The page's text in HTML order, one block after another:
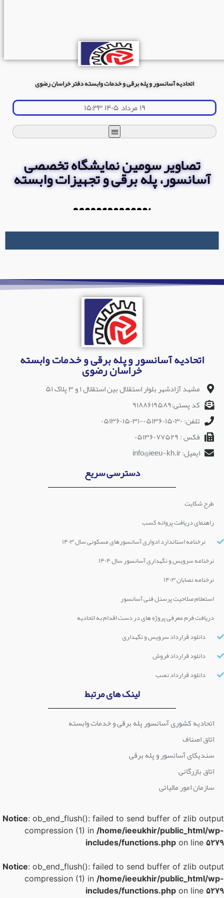
اتحادیه آسانسور و پله برقی و خدمات وابسته دفتر خراسان رضوی
۱۹ مرداد ۱۴۰۵ ۱۵:۳۳
تصاویر سومین نمایشگاه تخصصی
آسانسور، پله برقی و تجهیزات وابسته
اتحادیه آسانسور و پله برقی و خدمات وابسته
خراسان رضوی
مشهد آزادشهر بلوار استقلال بین استقلال ۱ و ۳ پلاک ۵۱
کد پستی:۹۱۸۸۶۱۹۵۸۹
تلفن: ۰۵۱۳۶۰۱۵۰۳۰-۰۵۱۳۶۰۱۵۰۳۱
فکس : ۰۵۱۳۶۰۷۷۵۲۹
ایمیل: info@ieeu-kh.ir
دسترسی سریع
طرح شکایت
راهنمای دریافت پروانه کسب
نرخنامه استاندارد ادواری آسانسورهای مسکونی سال ۱۴۰۳
نرخنامه سرویس و نگهداری آسانسور سال ۱۴۰۴
نرخنامه نصابان ۱۴۰۳
استعلام صلاحیت پرسنل فنی آسانسور
دریافت فرم معرفی پروژه های در دست اقدام به اتحادیه
دانلود قرارداد سرویس و نگهداری
دانلود قرارداد فروش
دانلود قرارداد نصب
لینک های مرتبط
اتحادیه کشوری آسانسور پله برقی و خدمات وابسته
اتاق اصناف
سندیکای آسانسور و پله برقی
اتاق بازرگانی
سازمان امور مالیاتی
Notice : ob_end_flush(): failed to send buffer of zlib
compression (1) in/home/ieeukhir/public_html/
includes/functions.phpon line
Notice : ob_end_flush(): failed to send buffer of zlib
compression (1) in/home/ieeukhir/public_html/
includes/functions.phpon line